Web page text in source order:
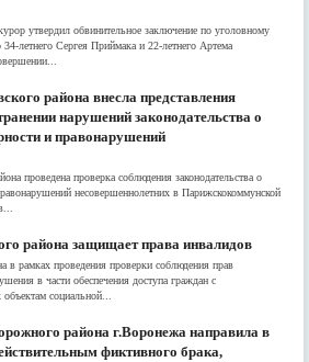
утвердил обвинительное заключение по уголовному
летнего Сергея Приймака и 22-летнего Артема
района внесла представления
нарушений законодательства о
и правонарушений
проведена проверка соблюдения законодательства о
несовершеннолетних в Парижскокоммунской
района защищает права инвалидов
в рамках проведения проверки соблюдения прав
в части обеспечения доступа граждан с
социальной...
района г.Воронежа направила в
фиктивного брака,